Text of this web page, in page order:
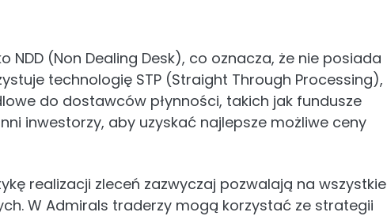
NDD (Non Dealing Desk), co oznacza, że nie posiada
technologię STP (Straight Through Processing),
do dostawców płynności, takich jak fundusze
inwestorzy, aby uzyskać najlepsze możliwe ceny
realizacji zleceń zazwyczaj pozwalają na wszystkie
W Admirals traderzy mogą korzystać ze strategii